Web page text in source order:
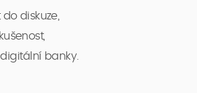
diskuze,
banky.